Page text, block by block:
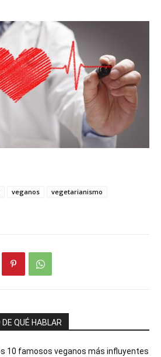
veganos
vegetarianismo
QUÉ HABLAR
10 famosos veganos más influyentes